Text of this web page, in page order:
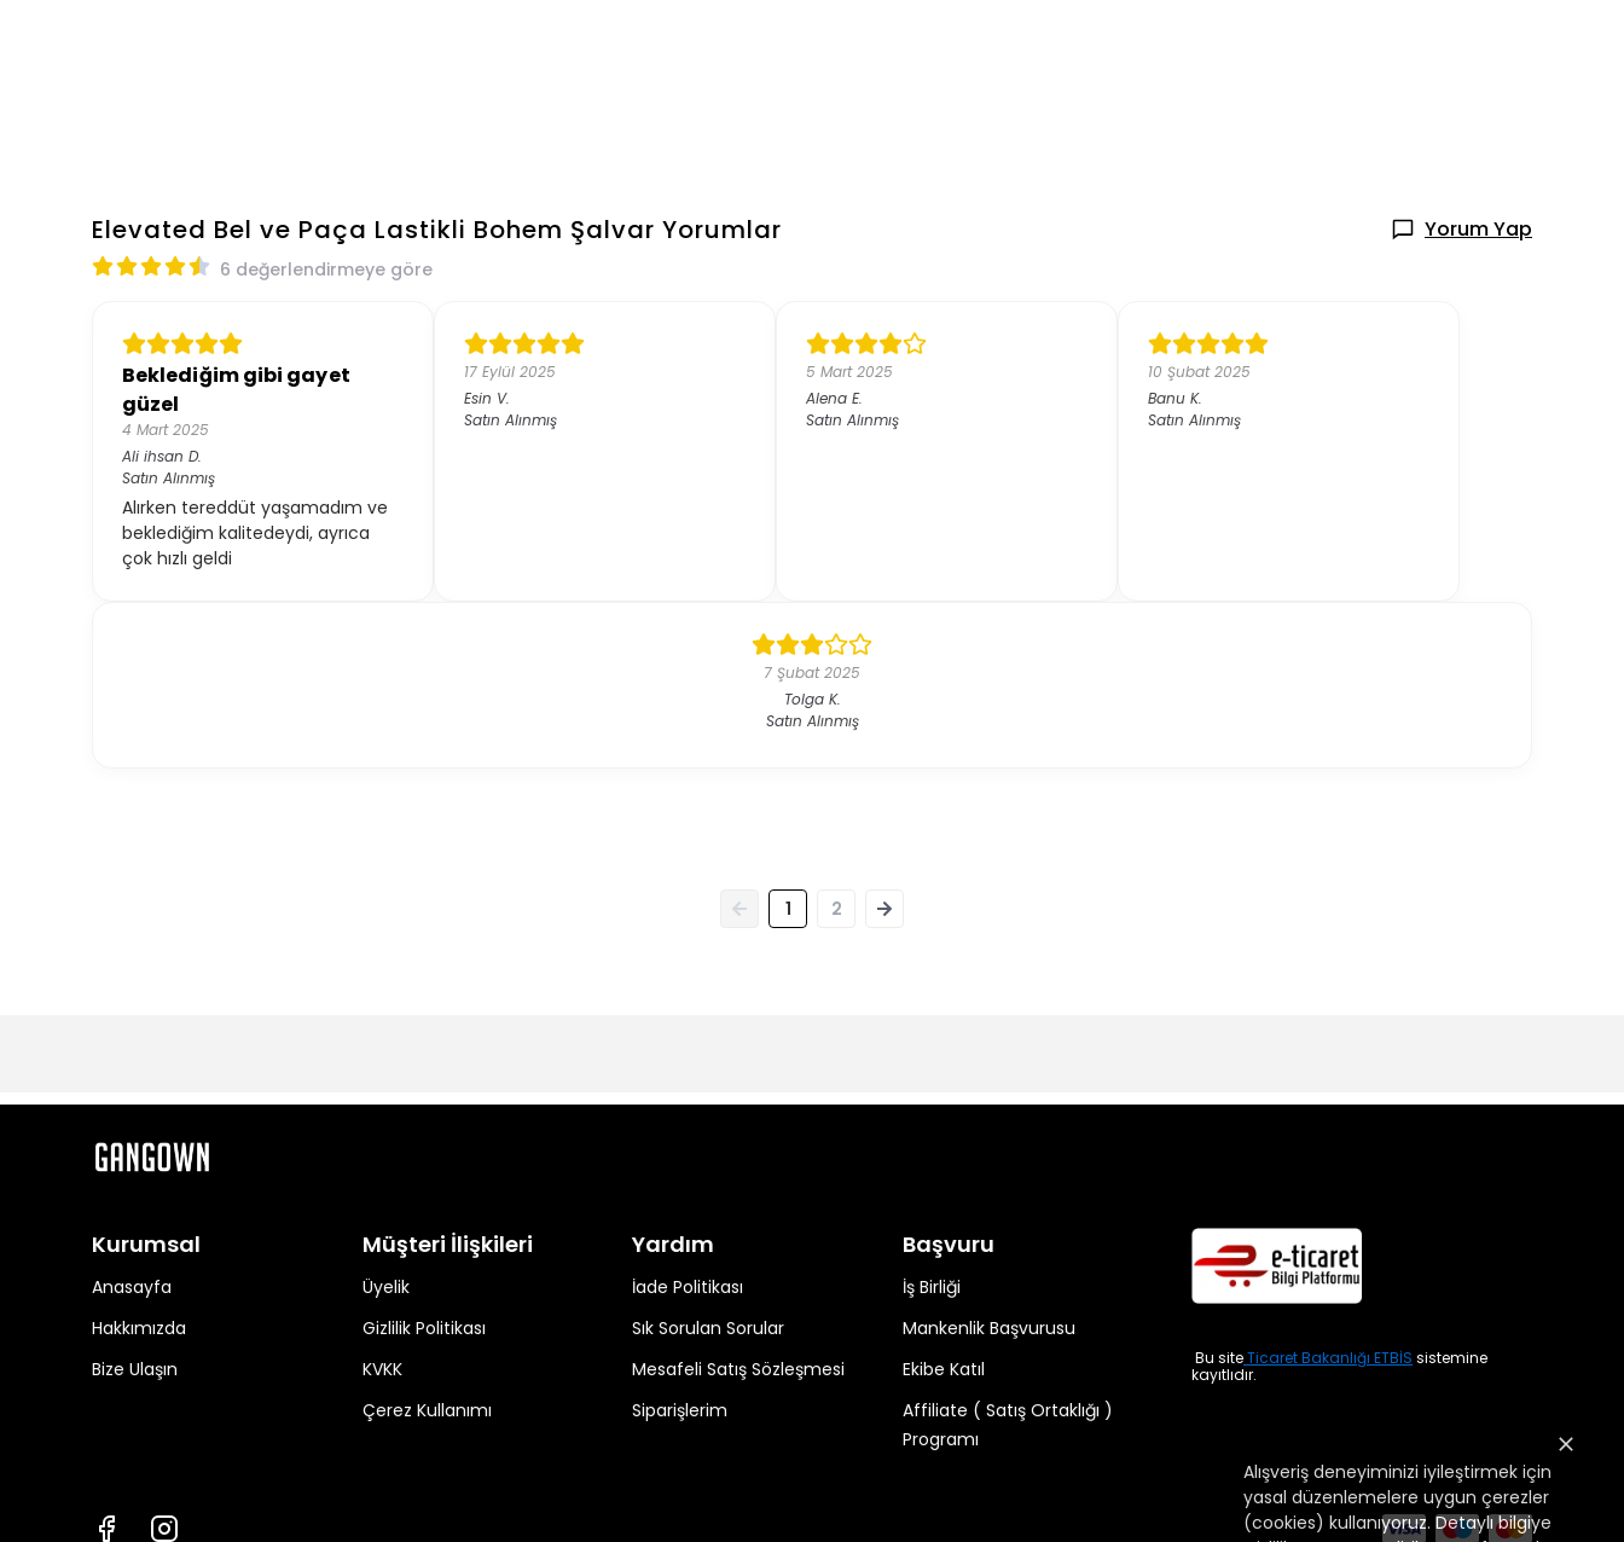
Alışveriş deneyiminizi iyileştirmek için
yasal düzenlemelere uygun çerezler
(cookies) kullanıyoruz. Detaylı bilgiye
Elevated Bel ve Paça Lastikli Bohem Şalvar Yorumlar Yorum Yap
6 değerlendirmeye göre
Beklediğim gibi gayet
güzel
4 Mart 2025
Satın Alınmış
Alırken tereddüt yaşamadım ve
beklediğim kalitedeydi, ayrıca
çok hızlı geldi
17 Eylül 2025
Esin
Satın Alınmış
5 Mart 2025
Satın Alınmış
10 Şubat 2025
Banu
Satın Alınmış
7 Şubat 2025
Satın Alınmış
1
Kurumsal
Anasayfa
Hakkımızda
Bize Ulaşın
Müşteri İlişkileri
Üyelik
Gizlilik Politikası
KVKK
Çerez Kullanımı
Yardım
İade Politikası
Sık Sorulan Sorular
Mesafeli Satış Sözleşmesi
Siparişlerim
Başvuru
İş Birliği
Mankenlik Başvurusu
Ekibe Katıl
Affiliate ( Satış Ortaklığı )
Programı
Bu siteTicaret Bakanlığı ETBİS sistemine
kayıtlıdır.